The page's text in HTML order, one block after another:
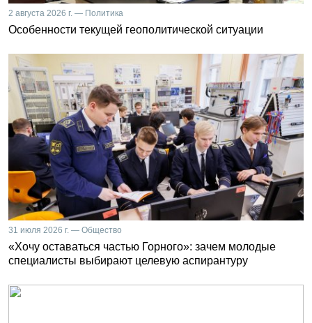
2 августа 2026 г. — Политика
Особенности текущей геополитической ситуации
31 июля 2026 г. — Общество
«Хочу оставаться частью Горного»: зачем молодые
специалисты выбирают целевую аспирантуру